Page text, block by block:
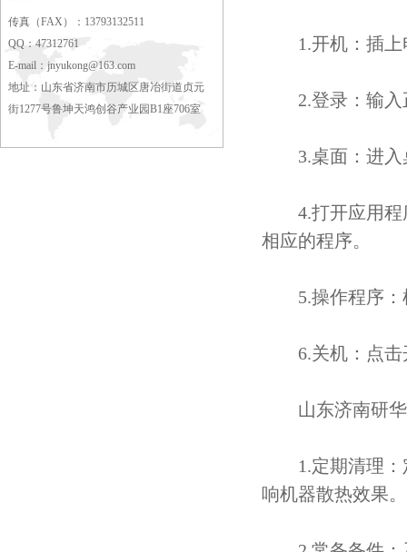
传真（FAX）：13793132511
QQ：47312761
E-mail： jnyukong@163.com
地址：山东省济南市历城区唐冶街道贞元
街1277号鲁坤天鸿创谷产业园B1座706室
1.开机：插上
2.登录：输入
3.桌面：进入
4.打开应用程
相应的程序。
5.操作程序：
6.关机：点击
山东济南研华
1.定期清理：
响机器散热效果。